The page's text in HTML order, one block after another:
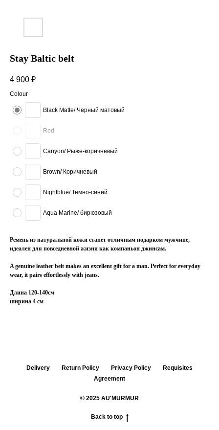
Stay Baltic belt
4 900 ₽
Colour
Black Matte/ Черный матовый
Red
Canyon/ Рыже-коричневый
Brown/ Коричневый
Nightblue/ Темно-синий
Aqua Marine/ бирюзовый
Ремень из натуральной кожи станет отличным подарком мужчине,
идеален для повседневной жизни как компаньон джинсам.
A genuine leather belt makes an excellent gift for a man. Perfect for everyday
wear, it pairs effortlessly with jeans.
Длина 120-140см
ширина 4 см
Delivery Return Policy Privacy Policy
Requisites
Agreement
© 2025 AU'MURMUR
Back to top